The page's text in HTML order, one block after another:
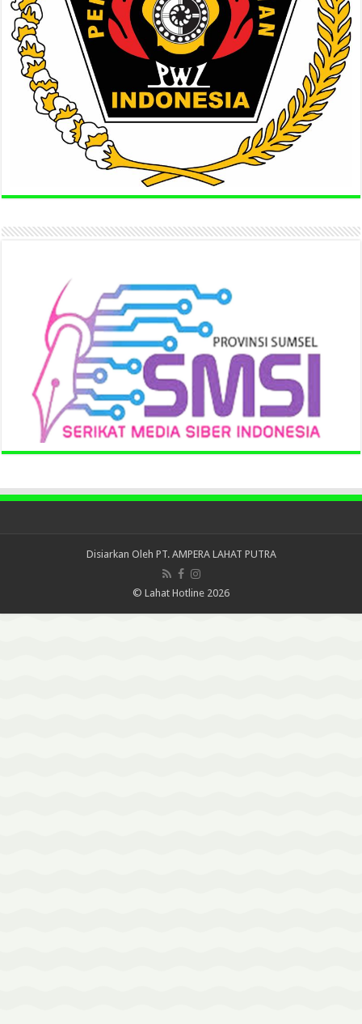
Disiarkan Oleh PT. AMPERA LAHAT PUTRA
© Lahat Hotline 2026